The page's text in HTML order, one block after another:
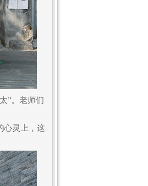
”。老师们
心灵上，这